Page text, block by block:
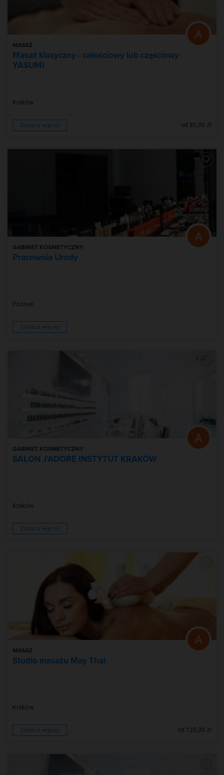
MASAŻ
Masaż klasyczny - całościowy lub częściowy
YASUMI
Kraków
Zobacz więcej od 85,00 zł
GABINET KOSMETYCZNY
Pracownia Urody
Poznań
Zobacz więcej
GABINET KOSMETYCZNY
SALON J’ADORE INSTYTUT KRAKÓW
Kraków
Zobacz więcej
MASAŻ
Studio masażu May Thai
Kraków
Zobacz więcej od 120,00 zł